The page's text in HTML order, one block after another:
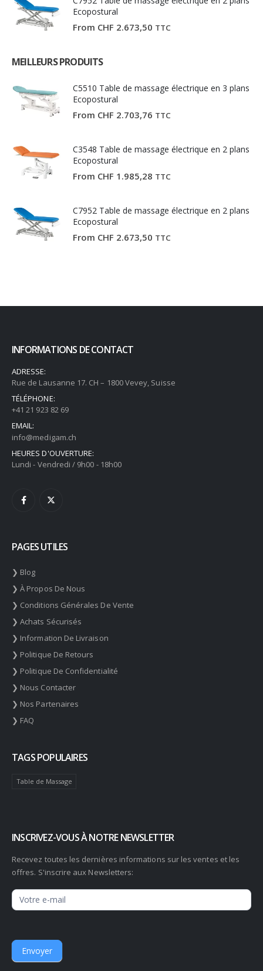
Ecopostural
From CHF 2.673,50 TTC
MEILLEURS PRODUITS
C5510 Table de massage électrique en 3 plans
Ecopostural
From CHF 2.703,76 TTC
C3548 Table de massage électrique en 2 plans
Ecopostural
From CHF 1.985,28 TTC
C7952 Table de massage électrique en 2 plans
Ecopostural
From CHF 2.673,50 TTC
INFORMATIONS DE CONTACT
ADRESSE:
Rue de Lausanne 17. CH – 1800 Vevey, Suisse
TÉLÉPHONE:
+41 21 923 82 69
EMAIL:
info@medigam.ch
HEURES D'OUVERTURE:
Lundi - Vendredi / 9h00 - 18h00
PAGES UTILES
❯ Blog
❯ À Propos De Nous
❯ Conditions Générales De Vente
❯ Achats Sécurisés
❯ Information De Livraison
❯ Politique De Retours
❯ Politique De Confidentialité
❯ Nous Contacter
❯ Nos Partenaires
❯ FAQ
TAGS POPULAIRES
Table de Massage
INSCRIVEZ-VOUS À NOTRE NEWSLETTER
Recevez toutes les dernières informations sur les ventes et les
offres. S'inscrire aux Newsletters:
Newsletter
Envoyer